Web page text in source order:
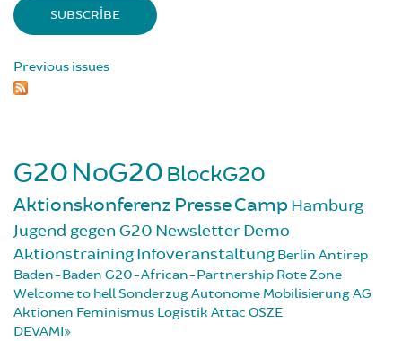
Previous issues
G20NoG20 BlockG20
Aktionskonferenz PresseCampHamburg
Jugend gegen G20 NewsletterDemo
AktionstrainingInfoveranstaltung Berlin Antirep
Baden-Baden G20-African-Partnership Rote Zone
Welcome to hellSonderzugAutonome MobilisierungAG
Aktionen Feminismus Logistik Attac OSZE
DEVAMI